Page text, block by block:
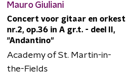
Mauro Giuliani
Concert voor gitaar en orkest
nr.2, op.36 in A gr.t. - deel II,
"Andantino"
Academy of St. Martin-in-
the-Fields